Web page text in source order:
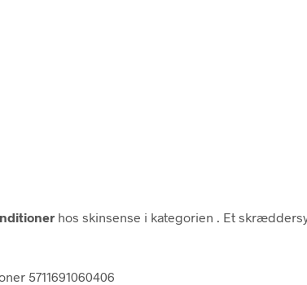
hos skinsense i kategorien
. Et
5711691060406